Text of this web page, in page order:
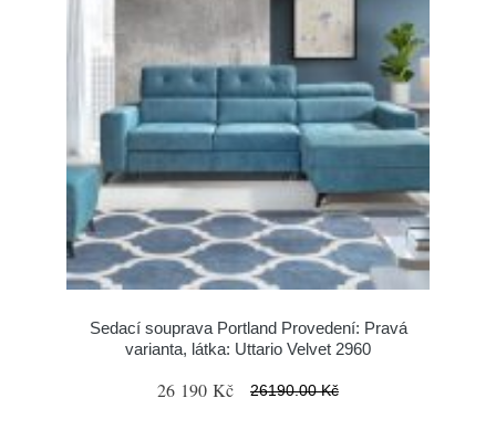
Sedací souprava Portland Provedení: Pravá
varianta, látka: Uttario Velvet 2960
26 190 Kč 26190.00 Kč